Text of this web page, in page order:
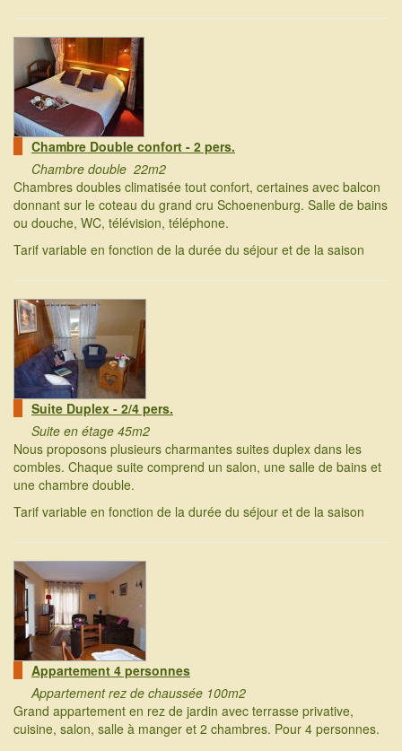
Chambre Double confort - 2 pers.
Chambre double 22m2
Chambres doubles climatisée tout confort, certaines avec balcon
donnant sur le coteau du grand cru Schoenenburg. Salle de bains
ou douche, WC, télévision, téléphone.
Tarif variable en fonction de la durée du séjour et de la saison
Suite Duplex - 2/4 pers.
Suite en étage 45m2
Nous proposons plusieurs charmantes suites duplex dans les
combles. Chaque suite comprend un salon, une salle de bains et
une chambre double.
Tarif variable en fonction de la durée du séjour et de la saison
Appartement 4 personnes
Appartement rez de chaussée 100m2
Grand appartement en rez de jardin avec terrasse privative,
cuisine, salon, salle à manger et 2 chambres. Pour 4 personnes.